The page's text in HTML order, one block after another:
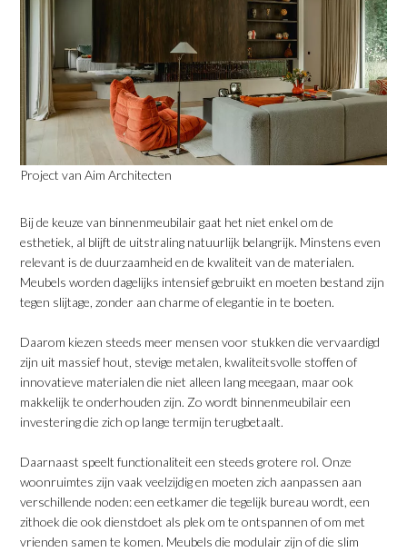
Project van Aim Architecten
​Bij de keuze van binnenmeubilair gaat het niet enkel om de
esthetiek, al blijft de uitstraling natuurlijk belangrijk. Minstens even
relevant is de duurzaamheid en de kwaliteit van de materialen.
Meubels worden dagelijks intensief gebruikt en moeten bestand zijn
tegen slijtage, zonder aan charme of elegantie in te boeten.
​Daarom kiezen steeds meer mensen voor stukken die vervaardigd
zijn uit massief hout, stevige metalen, kwaliteitsvolle stoffen of
innovatieve materialen die niet alleen lang meegaan, maar ook
makkelijk te onderhouden zijn. Zo wordt binnenmeubilair een
investering die zich op lange termijn terugbetaalt.
​Daarnaast speelt functionaliteit een steeds grotere rol. Onze
woonruimtes zijn vaak veelzijdig en moeten zich aanpassen aan
verschillende noden: een eetkamer die tegelijk bureau wordt, een
zithoek die ook dienstdoet als plek om te ontspannen of om met
vrienden samen te komen. Meubels die modulair zijn of die slim